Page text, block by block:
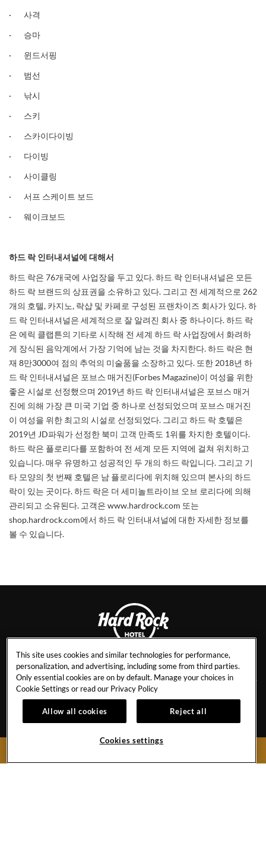
· 사격
· 승마
· 윈드서핑
· 범선
· 낚시
· 스키
· 스카이다이빙
· 다이빙
· 사이클링
· 서프 스케이트 보드
· 웨이크보드
하드 락 인터내셔널에 대해서
하드 락은 76개국에 사업장을 두고 있다. 하드 락 인터내셔널은 모든
하드 락 브랜드의 상표권을 소유하고 있다. 그리고 전 세계적으로 262
개의 호텔, 카지노, 락샵 및 카페로 구성된 프랜차이즈 회사가 있다. 하
드 락 인터내셔널은 세계적으로 잘 알려진 회사 중 하나이다. 하드 락
은 에릭 클랩튼의 기타로 시작해 전 세계 하드 락 사업장에서 화려하
게 장식된 음악계에서 가장 기억에 남는 것을 차지한다. 하드 락은 현
재 8만3000여 점의 추억의 미술품을 소장하고 있다. 또한 2018년 하
드 락 인터내셔널은 포브스 매거진(Forbes Magazine)이 여성을 위한
좋은 시설로 선정했으며 2019년 하드 락 인터내셔널은 포브스 매거
진에 의해 가장 큰 미국 기업 중 하나로 선정되었으며 포브스 매거진
이 여성을 위한 최고의 시설로 선정되었다. 그리고 하드 락 호텔은
2019년 JD파워가 선정한 북미 고객 만족도 1위를 차지한 호텔이다.
하드 락은 플로리다를 포함하여 전 세계 모든 지역에 걸쳐 위치하고
있습니다. 매우 유명하고 성공적인 두 개의 하드 락입니다. 그리고 기
타 모양의 첫 번째 호텔은 남 플로리다에 위치해 있으며 본사의 하드
락이 있는 곳이다. 하드 락은 더 세미놀트라이브 오브 로리다에 의해
관리되고 소유된다. 고객은 www.hardrock.com 또는
shop.hardrock.com에서 하드 락 인터내셔널에 대한 자세한 정보를
볼 수 있습니다.
PATTAYA
CAREERS
EVENT CALENDAR
AWARDS & ACCOLADES
BEST RATE GUARANTEE
NEWSLETTER SIGN UP
This site uses cookies and similar technologies for performance,
personalization, and advertising, including some from third parties.
Only essential cookies are on by default. Manage your choices in
Cookie Settings or read our Privacy Policy
Allow all cookies Reject all
Cookies settings